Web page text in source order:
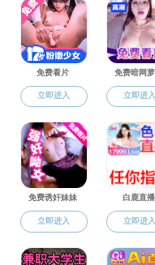
研究生培养
研究生培养
研究生招生